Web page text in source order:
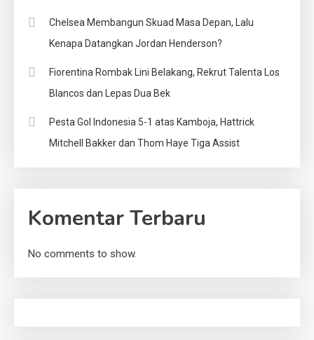
Chelsea Membangun Skuad Masa Depan, Lalu
Kenapa Datangkan Jordan Henderson?
Fiorentina Rombak Lini Belakang, Rekrut Talenta Los
Blancos dan Lepas Dua Bek
Pesta Gol Indonesia 5-1 atas Kamboja, Hattrick
Mitchell Bakker dan Thom Haye Tiga Assist
Komentar Terbaru
No comments to show.